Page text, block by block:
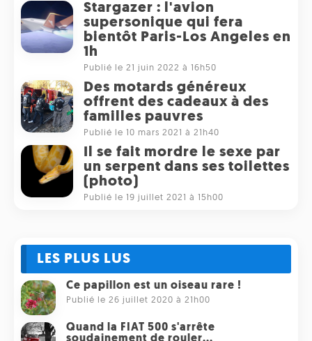
Stargazer : l'avion
supersonique qui fera
bientôt Paris-Los Angeles en
1h
Publié le 21 juin 2022 à 16h50
Des motards généreux
offrent des cadeaux à des
familles pauvres
Publié le 10 mars 2021 à 21h40
Il se fait mordre le sexe par
un serpent dans ses toilettes
(photo)
Publié le 19 juillet 2021 à 15h00
LES PLUS LUS
Ce papillon est un oiseau rare !
Publié le 26 juillet 2020 à 21h00
Quand la FIAT 500 s'arrête